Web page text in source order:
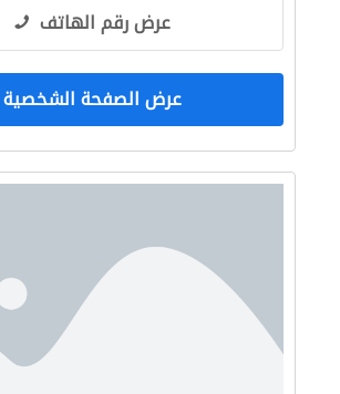
عرض رقم الهاتف
عرض الصفحة الشخصية